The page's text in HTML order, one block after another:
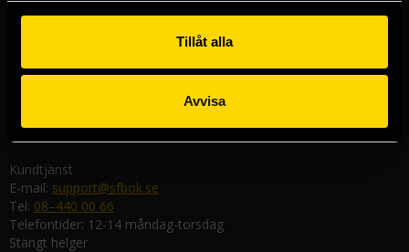
Tillåt alla
Avvisa
Malmöbutiken
582 19 Linköping
Kundtjänst
E-mail: support@sfbok.se
Tel: 08–440 00 66
Telefontider: 12-14 måndag-torsdag
Stängt helger